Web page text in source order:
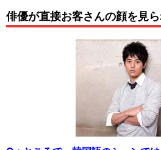
俳優が直接お客さんの顔を見